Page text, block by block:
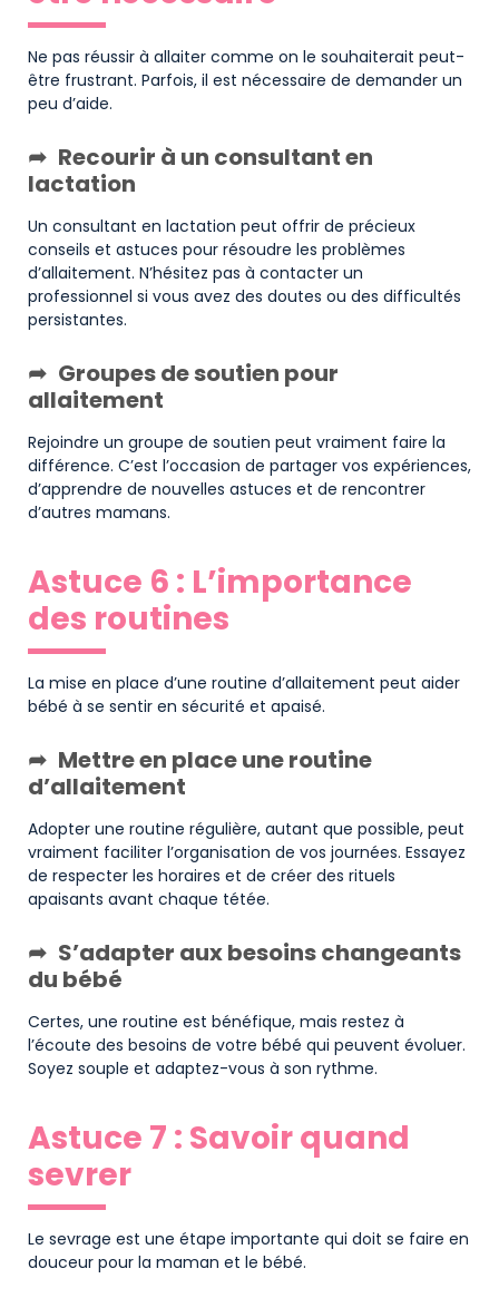
Ne pas réussir à allaiter comme on le souhaiterait peut-
être frustrant. Parfois, il est nécessaire de demander un
peu d’aide.
Recourir à un consultant en
lactation
Un consultant en lactation peut offrir de précieux
conseils et astuces pour résoudre les problèmes
d’allaitement. N’hésitez pas à contacter un
professionnel si vous avez des doutes ou des difficultés
persistantes.
Groupes de soutien pour
allaitement
Rejoindre un groupe de soutien peut vraiment faire la
différence. C’est l’occasion de partager vos expériences,
d’apprendre de nouvelles astuces et de rencontrer
d’autres mamans.
Astuce 6 : L’importance
des routines
La mise en place d’une routine d’allaitement peut aider
bébé à se sentir en sécurité et apaisé.
Mettre en place une routine
d’allaitement
Adopter une routine régulière, autant que possible, peut
vraiment faciliter l’organisation de vos journées. Essayez
de respecter les horaires et de créer des rituels
apaisants avant chaque tétée.
S’adapter aux besoins changeants
du bébé
Certes, une routine est bénéfique, mais restez à
l’écoute des besoins de votre bébé qui peuvent évoluer.
Soyez souple et adaptez-vous à son rythme.
Astuce 7 : Savoir quand
sevrer
Le sevrage est une étape importante qui doit se faire en
douceur pour la maman et le bébé.